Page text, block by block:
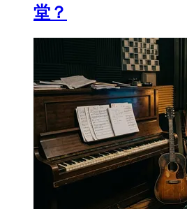
堂？